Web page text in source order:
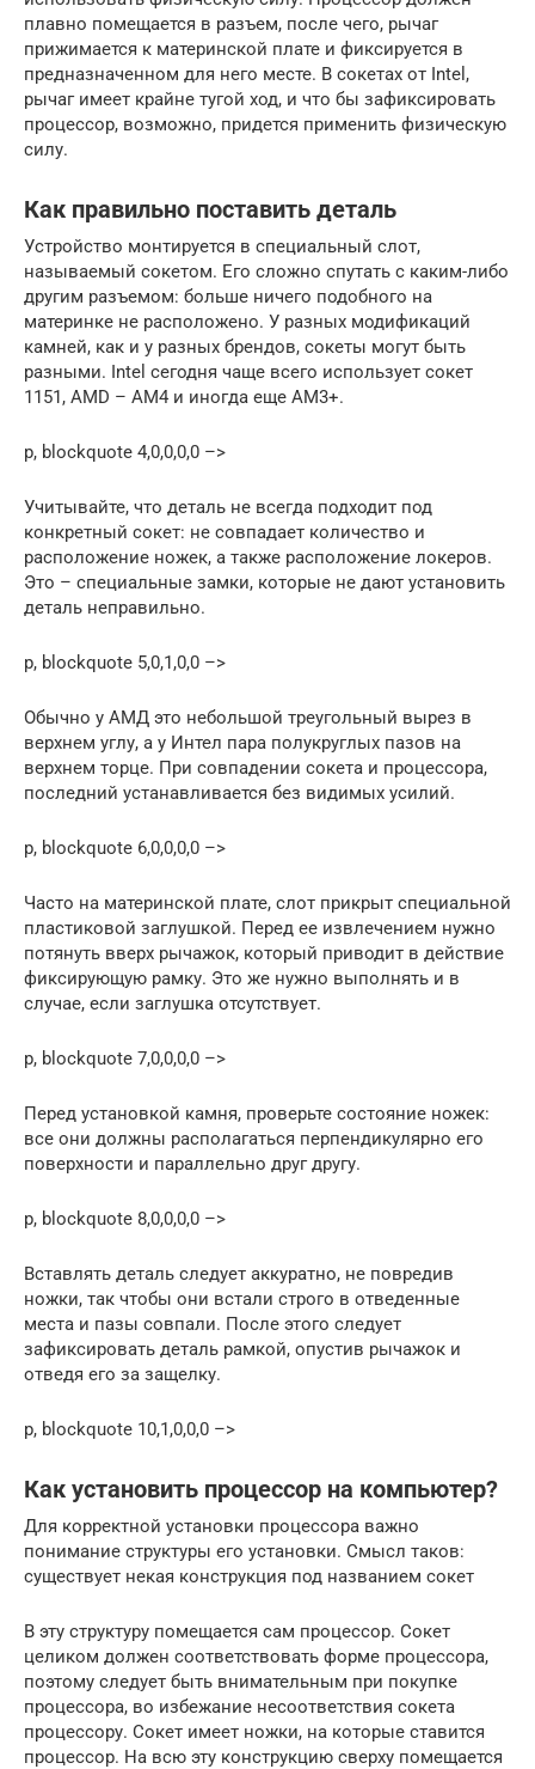
плавно помещается в разъем, после чего, рычаг
прижимается к материнской плате и фиксируется в
предназначенном для него месте. В сокетах от Intel,
рычаг имеет крайне тугой ход, и что бы зафиксировать
процессор, возможно, придется применить физическую
силу.
Как правильно поставить деталь
Устройство монтируется в специальный слот,
называемый сокетом. Его сложно спутать с каким-либо
другим разъемом: больше ничего подобного на
материнке не расположено. У разных модификаций
камней, как и у разных брендов, сокеты могут быть
разными. Intel сегодня чаще всего использует сокет
1151, AMD – AM4 и иногда еще AM3+.
p, blockquote 4,0,0,0,0 –>
Учитывайте, что деталь не всегда подходит под
конкретный сокет: не совпадает количество и
расположение ножек, а также расположение локеров.
Это – специальные замки, которые не дают установить
деталь неправильно.
p, blockquote 5,0,1,0,0 –>
Обычно у АМД это небольшой треугольный вырез в
верхнем углу, а у Интел пара полукруглых пазов на
верхнем торце. При совпадении сокета и процессора,
последний устанавливается без видимых усилий.
p, blockquote 6,0,0,0,0 –>
Часто на материнской плате, слот прикрыт специальной
пластиковой заглушкой. Перед ее извлечением нужно
потянуть вверх рычажок, который приводит в действие
фиксирующую рамку. Это же нужно выполнять и в
случае, если заглушка отсутствует.
p, blockquote 7,0,0,0,0 –>
Перед установкой камня, проверьте состояние ножек:
все они должны располагаться перпендикулярно его
поверхности и параллельно друг другу.
p, blockquote 8,0,0,0,0 –>
Вставлять деталь следует аккуратно, не повредив
ножки, так чтобы они встали строго в отведенные
места и пазы совпали. После этого следует
зафиксировать деталь рамкой, опустив рычажок и
отведя его за защелку.
p, blockquote 10,1,0,0,0 –>
Как установить процессор на компьютер?
Для корректной установки процессора важно
понимание структуры его установки. Смысл таков:
существует некая конструкция под названием сокет
В эту структуру помещается сам процессор. Сокет
целиком должен соответствовать форме процессора,
поэтому следует быть внимательным при покупке
процессора, во избежание несоответствия сокета
процессору. Сокет имеет ножки, на которые ставится
процессор. На всю эту конструкцию сверху помещается